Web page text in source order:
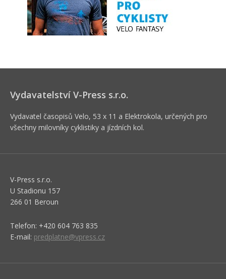
Vydavatelství V-Press s.r.o.
Vydavatel časopisů Velo, 53 x 11 a Elektrokola, určených pro
všechny milovníky cyklistiky a jízdních kol.
V-Press s.r.o.
U Stadionu 157
266 01 Beroun
Telefon: +420 604 763 835
E-mail: predplatne@vpress.cz